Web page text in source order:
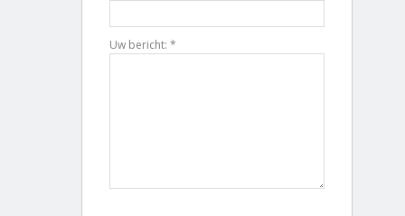
Uw bericht: *